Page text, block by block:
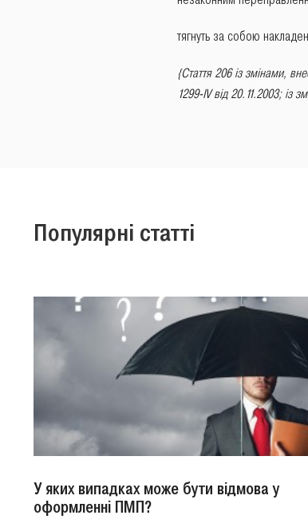
тягнуть за собою
{Стаття 206 із змінами,
1299-IV від 20.11.2003; із
Популярні статті
У яких випадках може бути відмова у
оформленні ПМП?